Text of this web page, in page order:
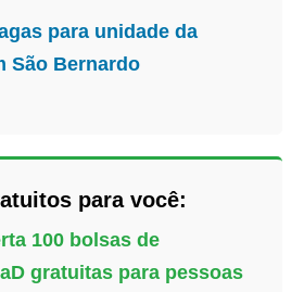
para unidade da
São Bernardo
para você:
100 bolsas de
gratuitas para pessoas